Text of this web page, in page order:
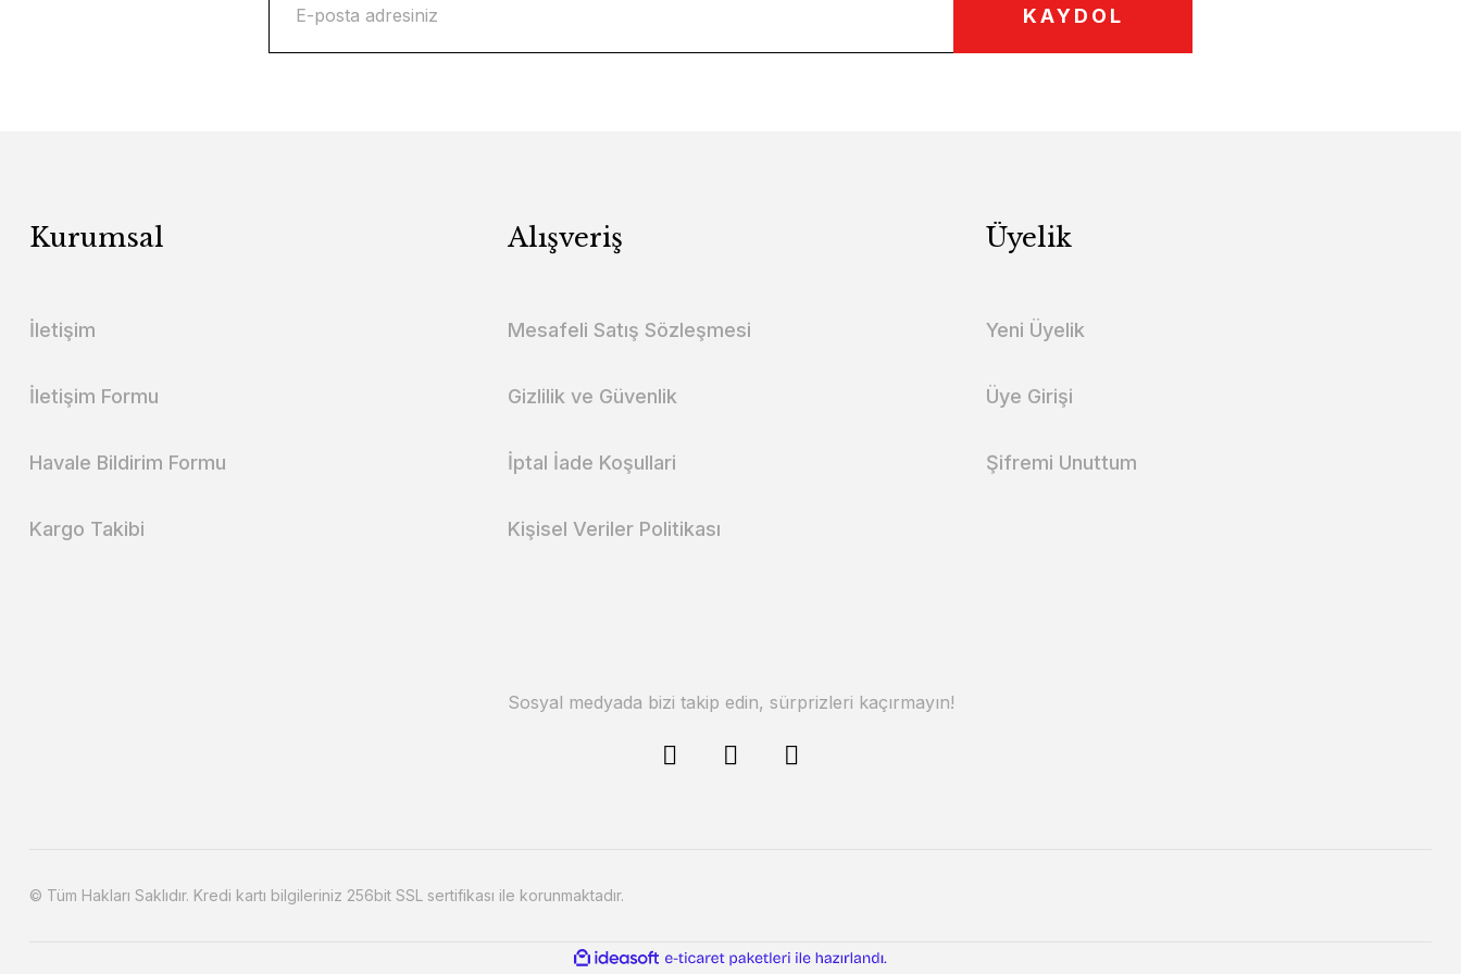
KAYDOL
Kurumsal
İletişim
İletişim Formu
Havale Bildirim Formu
Kargo Takibi
Alışveriş
Mesafeli Satış Sözleşmesi
Gizlilik ve Güvenlik
İptal İade Koşullari
Kişisel Veriler Politikası
Üyelik
Yeni Üyelik
Üye Girişi
Şifremi Unuttum
Sosyal medyada bizi takip edin, sürprizleri kaçırmayın!
© Tüm Hakları Saklıdır. Kredi kartı bilgileriniz 256bit SSL sertifikası ile korunmaktadır.
ideasoft
e-